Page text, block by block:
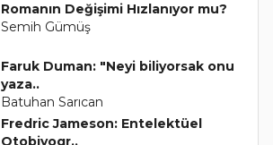
Romanın Değişimi Hızlanıyor mu?
Semih Gümüş
Faruk Duman: "Neyi biliyorsak onu
yaza..
Batuhan Sarıcan
Fredric Jameson: Entelektüel
Otobiyogr..